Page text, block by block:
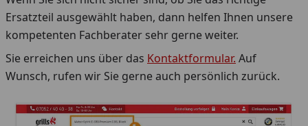
Ersatzteil ausgewählt haben, dann helfen Ihnen unsere
kompetenten Fachberater sehr gerne weiter.
Sie erreichen uns über das Kontaktformular. Auf
Wunsch, rufen wir Sie gerne auch persönlich zurück.